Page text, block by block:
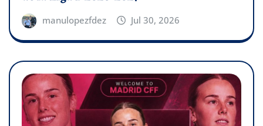
manulopezfdez Jul 30, 2026